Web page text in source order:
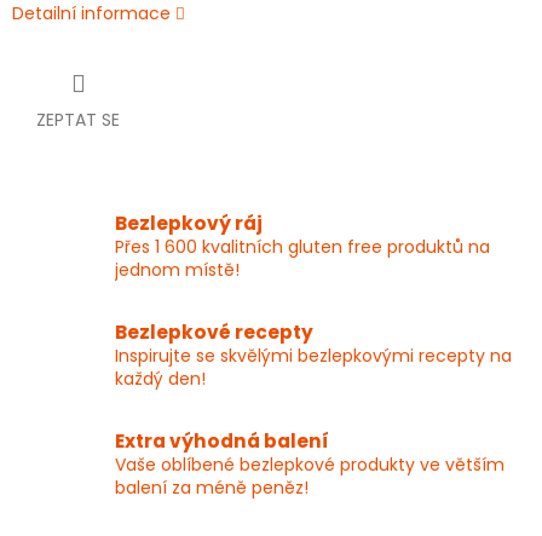
Detailní informace
ZEPTAT SE
Bezlepkový ráj
Přes 1 600 kvalitních gluten free produktů na
jednom místě!
Bezlepkové recepty
Inspirujte se skvělými bezlepkovými recepty na
každý den!
Extra výhodná balení
Vaše oblíbené bezlepkové produkty ve větším
balení za méně peněz!